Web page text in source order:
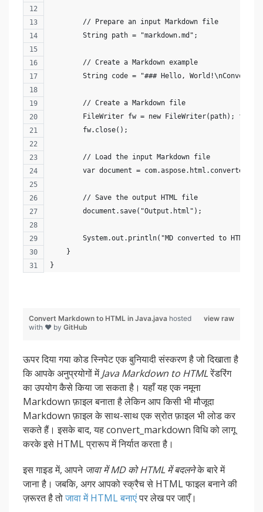
        // Prepare an input Markdown file
        String path = "markdown.md";
        // Create a Markdown example
String code = "### Hello, World!\nConvert
        // Create a Markdown file
FileWriter fw = new FileWriter(path);
        fw.close();
        // Load the input Markdown file
var document =
        // Save the output HTML file
        document.save("Output.html");
System.out.println("MD converted to HTML
    }
}
view raw
Convert Markdown to HTML in Java.java hosted
with ❤ by GitHub
ऊपर दिया गया कोड स्निपेट एक बुनियादी संस्करण है जो दिखाता है
कि आपके अनुप्रयोगों मेंJava Markdown to HTMLरेंडरिंग
का उपयोग कैसे किया जा सकता है। यहाँ यह एक नमूना
Markdown फ़ाइल बनाता है लेकिन आप किसी भी मौजूदा
Markdown फ़ाइल के साथ-साथ एक स्रोत फ़ाइल भी लोड कर
सकते हैं। इसके बाद, यह convert_markdown विधि को लागू
करके इसे HTML प्रारूप में निर्यात करता है।
इस गाइड में, आपने जावा में MD को HTML में बदलनेके बारे में
जाना है। जबकि, अगर आपको स्क्रैच से HTML फाइल बनाने की
ज़रूरत है तोजावा में HTML बनाएंपर लेख पर जाएँ।